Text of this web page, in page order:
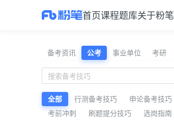
首页课程题库关于粉笔
公考备考资料与公告解读
备考资讯 公考 事业单位 考研
全部 行测备考技巧 申论备考技巧
考前冲刺
刷题提分技巧 选岗指南